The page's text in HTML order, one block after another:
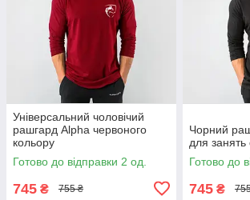
Універсальний чоловічий
рашгард Alpha червоного
кольору
Готово до відправки 2 од.
745 ₴ 755 ₴
Чорний
для
Готово до
745 ₴